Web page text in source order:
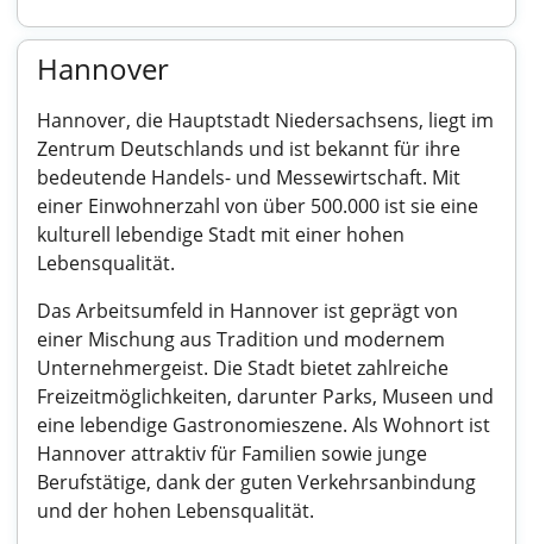
Hannover
Hannover, die Hauptstadt Niedersachsens, liegt im
Zentrum Deutschlands und ist bekannt für ihre
bedeutende Handels- und Messewirtschaft. Mit
einer Einwohnerzahl von über 500.000 ist sie eine
kulturell lebendige Stadt mit einer hohen
Lebensqualität.
Das Arbeitsumfeld in Hannover ist geprägt von
einer Mischung aus Tradition und modernem
Unternehmergeist. Die Stadt bietet zahlreiche
Freizeitmöglichkeiten, darunter Parks, Museen und
eine lebendige Gastronomieszene. Als Wohnort ist
Hannover attraktiv für Familien sowie junge
Berufstätige, dank der guten Verkehrsanbindung
und der hohen Lebensqualität.